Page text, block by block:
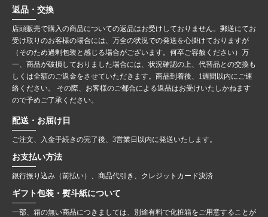
返品・交換
店頭販売で購入の商品についての返品はお受けしておりません。郵送にてお
受け取りのお客様の場合には、万全の状況での発送を心掛けておりますが
（そのため過剰包装と感じる場合がございます。何卒ご容赦ください）万
一、商品が破損しておりました場合には、状況確認の上、代替品との交換も
しくは全額のご返金をさせていただきます。商品到着後、1週間以内にご連
絡ください。 その際、お客様のご都合による返品はお受けいたしかねます
ので予めご了承ください。
配送・お届け日
ご注文、入金手続きの完了後、3営業日以内に発送いたします。
お支払い方法
銀行振り込み（前払い）、商品代引き、クレジットカード決済
ギフト包装・熨斗紙について
一部、箱の無い商品につきましては、別途有料で化粧箱をご用意することが